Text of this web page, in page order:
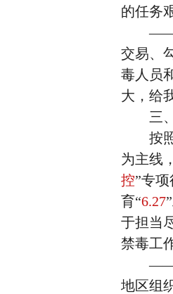
的任务
——毒
交易、
毒人员
大，给
三、
按照
为主线
控”专
育“6.27
于担当
禁毒工
——严
地区组